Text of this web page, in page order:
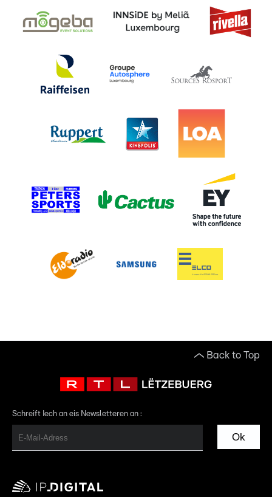
Back to Top
Schreift Iech an eis Newsletteren an :
Ok